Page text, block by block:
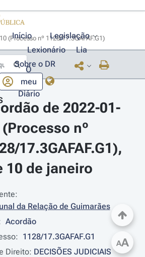
Início
Legislação
Lexionário
Lia
Sobre o DR
O
meu
Diário
(Processo nº 1128/17.3GAFAF.G1)
de 2022-01-
(Processo nº
17.3GAFAF.G1),
10 de janeiro
da Relação de Guimarães
Acordão
1128/17.3GAFAF.G1
Direito: DECISÕES JUDICIAIS
AA